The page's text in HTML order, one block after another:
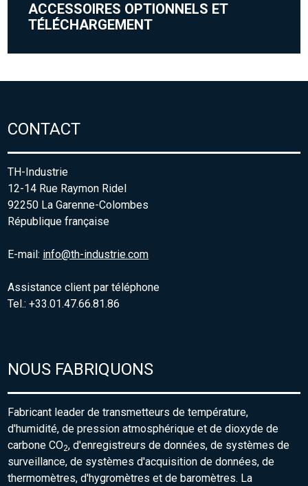
ACCESSOIRES OPTIONNELS ET
TÉLÉCHARGEMENT
CONTACT
TH-Industrie
12-14 Rue Raymon Ridel
92250 La Garenne-Colombes
République française
E-mail: info@th-industrie.com
Assistance client par téléphone
Tel.: +33.01.47.66.81.86
NOUS FABRIQUONS
Fabricant leader de transmetteurs de température,
d'humidité, de pression atmosphérique et de dioxyde de
carbone CO2, d'enregistreurs de données, de systèmes de
surveillance, de systèmes d'acquisition de données, de
thermomètres, d'hygromètres et de baromètres. La